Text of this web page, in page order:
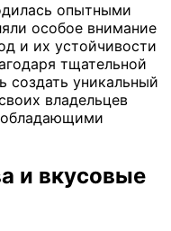
опытными
особое внимание
и их устойчивости
тщательной
создать уникальный
владельцев
и вкусовые